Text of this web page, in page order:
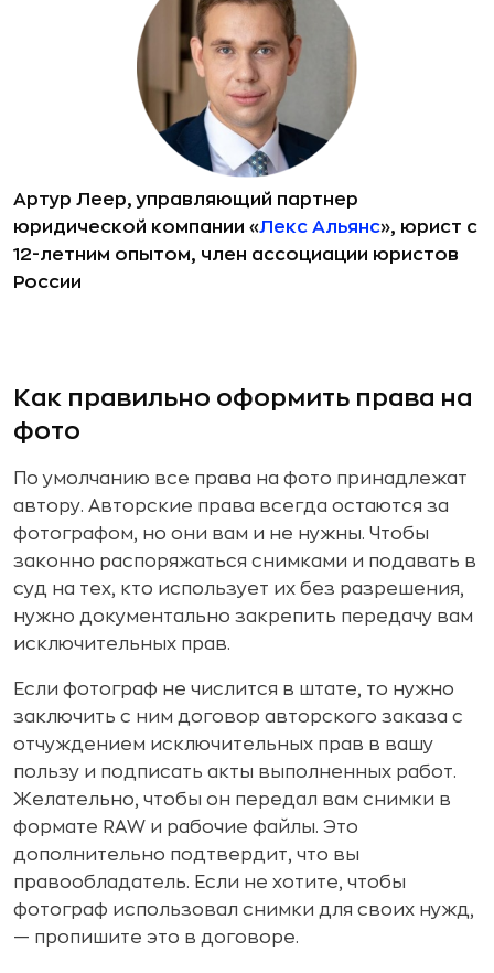
Артур Леер, управляющий партнер
юридической компании «Лекс Альянс», юрист с
12-летним опытом, член ассоциации юристов
России
Как правильно оформить права на
фото
По умолчанию все права на фото принадлежат
автору. Авторские права всегда остаются за
фотографом, но они вам и не нужны. Чтобы
законно распоряжаться снимками и подавать в
суд на тех, кто использует их без разрешения,
нужно документально закрепить передачу вам
исключительных прав.
Если фотограф не числится в штате, то нужно
заключить с ним договор авторского заказа с
отчуждением исключительных прав в вашу
пользу и подписать акты выполненных работ.
Желательно, чтобы он передал вам снимки в
формате RAW и рабочие файлы. Это
дополнительно подтвердит, что вы
правообладатель. Если не хотите, чтобы
фотограф использовал снимки для своих нужд,
— пропишите это в договоре.